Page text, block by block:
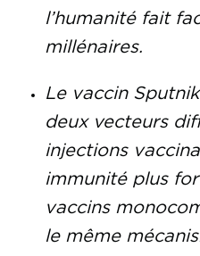
l’humanité fait
millénaires.
Le vaccin
deux vecteurs
injections
immunité plus
vaccins
le même